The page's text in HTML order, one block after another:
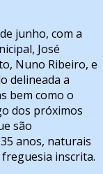
junho, com a
José
Nuno Ribeiro, e
delineada a
bem como o
dos próximos
são
anos, naturais
inscrita.